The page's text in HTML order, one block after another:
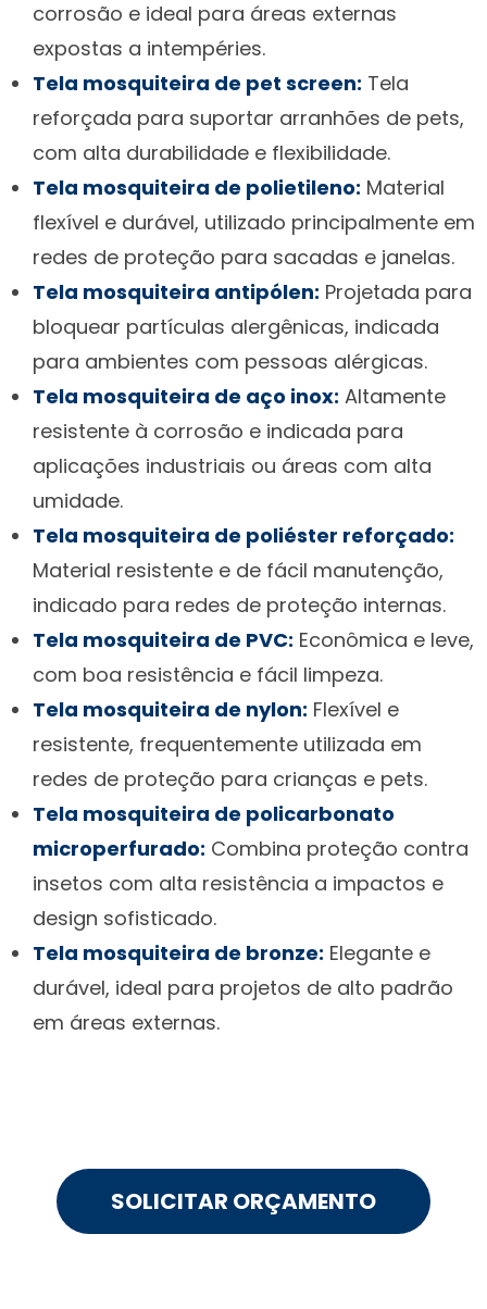
corrosão e ideal para áreas externas
expostas a intempéries.
Tela mosquiteira de pet screen: Tela
reforçada para suportar arranhões de pets,
com alta durabilidade e flexibilidade.
Tela mosquiteira de polietileno: Material
flexível e durável, utilizado principalmente em
redes de proteção para sacadas e janelas.
Tela mosquiteira antipólen: Projetada para
bloquear partículas alergênicas, indicada
para ambientes com pessoas alérgicas.
Tela mosquiteira de aço inox: Altamente
resistente à corrosão e indicada para
aplicações industriais ou áreas com alta
umidade.
Tela mosquiteira de poliéster reforçado:
Material resistente e de fácil manutenção,
indicado para redes de proteção internas.
Tela mosquiteira de PVC: Econômica e leve,
com boa resistência e fácil limpeza.
Tela mosquiteira de nylon: Flexível e
resistente, frequentemente utilizada em
redes de proteção para crianças e pets.
Tela mosquiteira de policarbonato
microperfurado: Combina proteção contra
insetos com alta resistência a impactos e
design sofisticado.
Tela mosquiteira de bronze: Elegante e
durável, ideal para projetos de alto padrão
em áreas externas.
SOLICITAR ORÇAMENTO